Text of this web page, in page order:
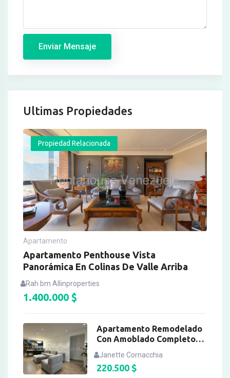
Enviar Mensaje
Ultimas Propiedades
Propiedad Relacionada
Apartamento
Apartamento Penthouse Vista
Panorámica En Colinas De Valle Arriba
Rah bm Allinproperties
1.400.000 $
Apartamento Remodelado
Con Amoblado Completo
Janette Cornacchia
220.500$